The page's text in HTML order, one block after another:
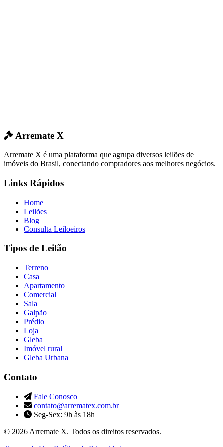
Arremate X
Arremate X é uma plataforma que agrupa diversos leilões de
imóveis do Brasil, conectando compradores aos melhores negócios.
Links Rápidos
Home
Leilões
Blog
Consulta Leiloeiros
Tipos de Leilão
Terreno
Casa
Apartamento
Comercial
Sala
Galpão
Prédio
Loja
Gleba
Imóvel rural
Gleba Urbana
Contato
Fale Conosco
contato@arrematex.com.br
Seg-Sex: 9h às 18h
© 2026 Arremate X. Todos os direitos reservados.